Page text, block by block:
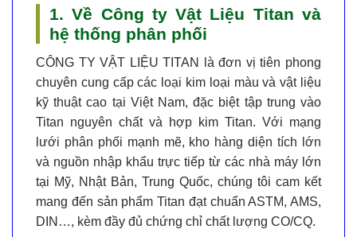
1. Về Công ty Vật Liệu Titan và
hệ thống phân phối
CÔNG TY VẬT LIỆU TITAN
là đơn vị tiên phong
chuyên cung cấp các loại kim loại màu và vật liệu
kỹ thuật cao tại Việt Nam, đặc biệt tập trung vào
Titan nguyên chất và hợp kim Titan. Với mạng
lưới phân phối mạnh mẽ, kho hàng diện tích lớn
và nguồn nhập khẩu trực tiếp từ các nhà máy lớn
tại Mỹ, Nhật Bản, Trung Quốc, chúng tôi cam kết
mang đến sản phẩm Titan đạt chuẩn ASTM, AMS,
DIN…, kèm đầy đủ chứng chỉ chất lượng CO/CQ.